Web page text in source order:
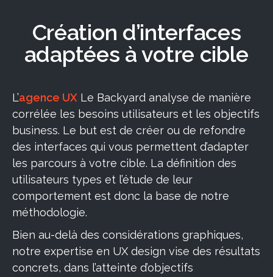
Création d’interfaces
adaptées à votre cible
L’agence UX Le Backyard analyse de manière
corrélée les besoins utilisateurs et les objectifs
business. Le but est de créer ou de refondre
des interfaces qui vous permettent d’adapter
les parcours à votre cible. La définition des
utilisateurs types et l’étude de leur
comportement est donc la base de notre
méthodologie.
Bien au-delà des considérations graphiques,
notre expertise en UX design vise des résultats
concrets, dans l’atteinte d’objectifs